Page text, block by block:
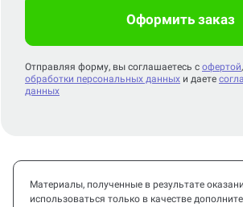
Оформить заказ
Отправляя форму, вы соглашаетесь с офертой,
обработки персональных данных и даете
данных
Материалы, полученные в результате
использоваться только в качестве